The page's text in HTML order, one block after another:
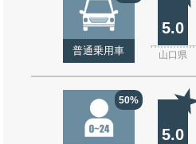
普通乗用車
5.0
山口県
50%
5.0